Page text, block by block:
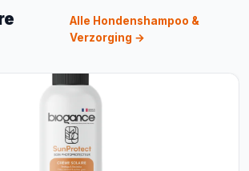
Alle Hondenshampoo &
Verzorging →